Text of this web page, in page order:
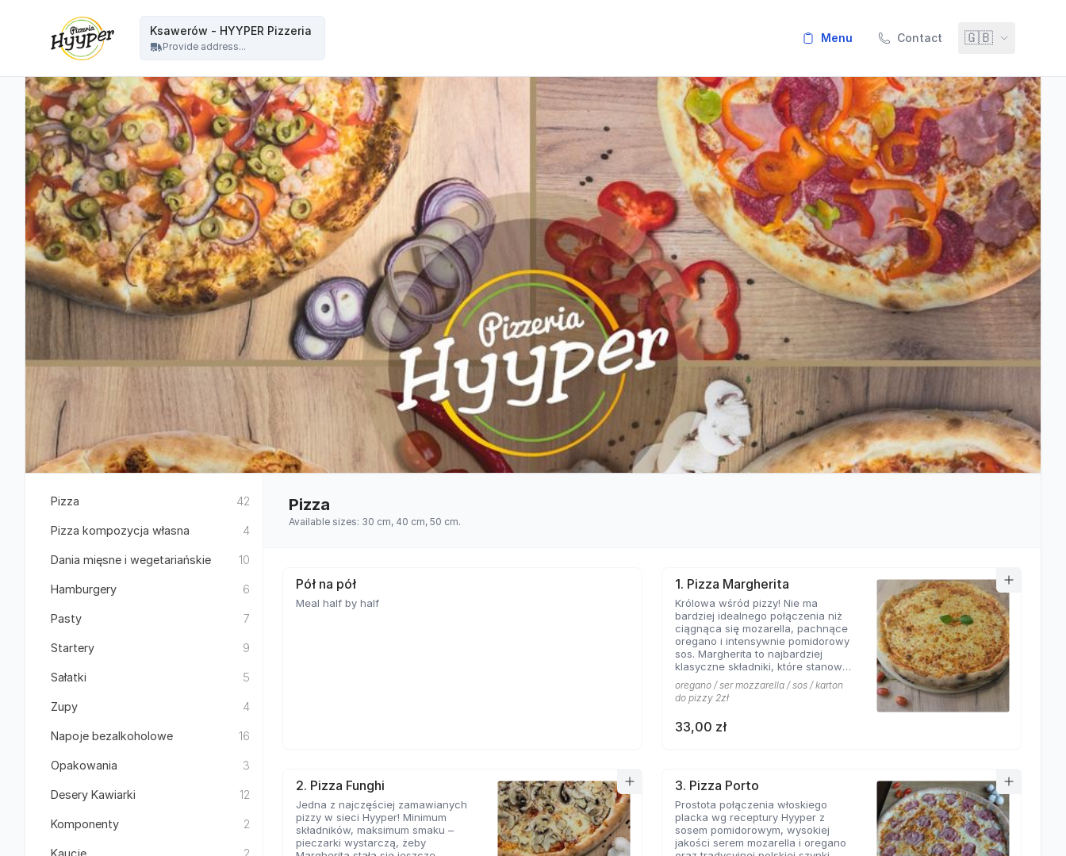
Ksawerów - HYYPER Pizzeria
Provide address...
menu Contact 🇬🇧
Pizza 42
Pizza kompozycja własna 4
Dania mięsne i wegetariańskie 10
Hamburgery 6
Pasty 7
Startery 9
Sałatki 5
Zupy 4
Napoje bezalkoholowe 16
Opakowania 3
Desery Kawiarki 12
Komponenty 2
Kaucje 2
Pizza
Available sizes: 30 cm, 40 cm, 50 cm.
Pół na pół
Meal half by half
1. Pizza Margherita
Królowa wśród pizzy! Nie ma
bardziej idealnego połączenia niż
ciągnąca się mozarella, pachnące
oregano i intensywnie pomidorowy
sos. Margherita to najbardziej
klasyczne składniki, które stanowią
bazę każdej pizzy. Nasza
Margherita z pewnością nie ma
sobie równych w okolicy!
oregano / ser mozzarella / sos / karton
do pizzy 2zł
33,00 zł
2. Pizza Funghi
Jedna z najczęściej zamawianych
pizzy w sieci Hyyper! Minimum
składników, maksimum smaku –
pieczarki wystarczą, żeby
3. Pizza Porto
Prostota połączenia włoskiego
placka wg receptury Hyyper z
sosem pomidorowym, wysokiej
jakości serem mozarella i oregano